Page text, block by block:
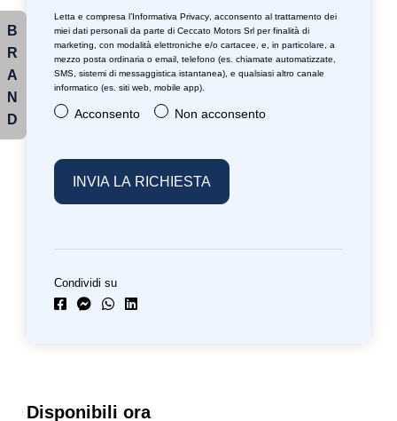
Letta e compresa l’Informativa Privacy , acconsento al trattamento dei
miei dati personali da parte di Ceccato Motors Srl per finalità di
marketing, con modalità elettroniche e/o cartacee, e, in particolare, a
mezzo posta ordinaria o email, telefono (es. chiamate automatizzate,
SMS, sistemi di messaggistica istantanea), e qualsiasi altro canale
informatico (es. siti web, mobile app).
Acconsento Non acconsento
Condividi su
Disponibili ora
B
R
A
N
D